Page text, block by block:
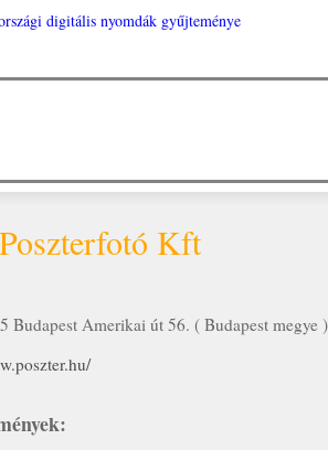
Poszterfotó Kft
Budapest Amerikai út 56. ( Budapest megye )